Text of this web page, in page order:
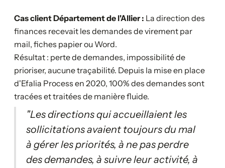
Cas client Département de l'Allier : La direction des
finances recevait les demandes de virement par
mail, fiches papier ou Word.
Résultat : perte de demandes, impossibilité de
prioriser, aucune traçabilité. Depuis la mise en place
d'Efalia Process en 2020, 100% des demandes sont
tracées et traitées de manière fluide.
"Les directions qui accueillaient les
sollicitations avaient toujours du mal
à gérer les priorités, à ne pas perdre
des demandes, à suivre leur activité, à